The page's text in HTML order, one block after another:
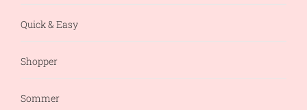
Quick & Easy
Shopper
Sommer